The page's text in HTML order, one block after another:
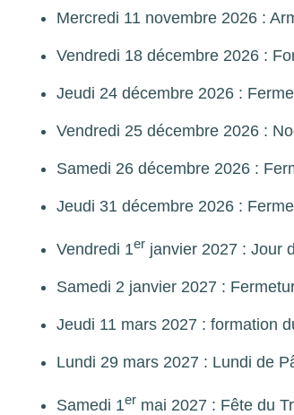
Mercredi 11 novembre 2026 :
Vendredi 18 décembre 2026 :
Jeudi 24 décembre 2026 :
Vendredi 25 décembre 2026 :
Samedi 26 décembre 2026 :
Jeudi 31 décembre 2026 :
Vendredi 1er janvier 2027 : Jour
Samedi 2 janvier 2027 :
Jeudi 11 mars 2027 : formation
Lundi 29 mars 2027 : Lundi de
Samedi 1er mai 2027 : Fête du